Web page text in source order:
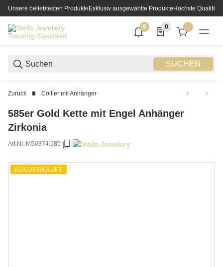
Unsere beliebtesten ProdukteExklusiv ausgewählte ProdukteHöchste Qualität
SUCHEN
6
6 neue Notifizierungen
0
0 Produkte in der
Zurück Collier mit Anhänger
585er Gold Kette mit Engel Anhänger
Zirkonia
Art.Nr.:MS0374.585
AUSVERKAUFT